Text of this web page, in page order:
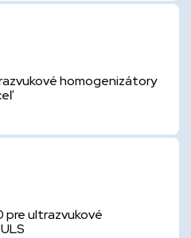
homogenizátory
pre ultrazvukové